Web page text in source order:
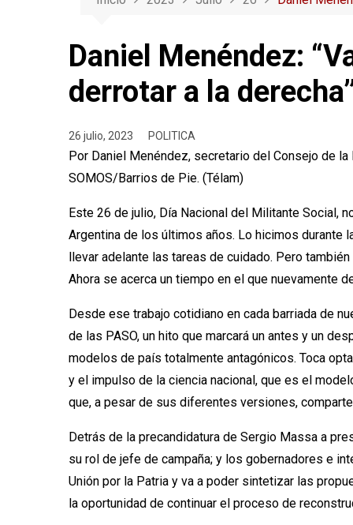
Daniel Menéndez:
derrotar a la
26 julio, 2023 POLITICA
Por Daniel Menéndez, secretario del Consejo de
SOMOS/Barrios de Pie. (Télam)
Este 26 de julio, Día Nacional del Militante Social,
Argentina de los últimos años. Lo hicimos durante
llevar adelante las tareas de cuidado. Pero
Ahora se acerca un tiempo en el que nuevamente
Desde ese trabajo cotidiano en cada barriada de
de las PASO, un hito que marcará un antes y un
modelos de país totalmente antagónicos. Toca
y el impulso de la ciencia nacional, que es el
que, a pesar de sus diferentes versiones,
Detrás de la precandidatura de Sergio Massa a
su rol de jefe de campaña; y los gobernadores e
Unión por la Patria y va a poder sintetizar las
la oportunidad de continuar el proceso de